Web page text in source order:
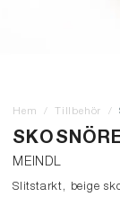
Hem Tillbehör
MEINDL
Slitstarkt, beige